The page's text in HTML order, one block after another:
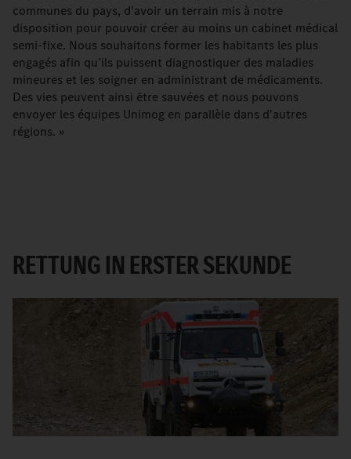
communes du pays, d'avoir un terrain mis à notre
disposition pour pouvoir créer au moins un cabinet médical
semi-fixe. Nous souhaitons former les habitants les plus
engagés afin qu’ils puissent diagnostiquer des maladies
mineures et les soigner en administrant de médicaments.
Des vies peuvent ainsi être sauvées et nous pouvons
envoyer les équipes Unimog en parallèle dans d'autres
régions. »
RETTUNG IN ERSTER SEKUNDE